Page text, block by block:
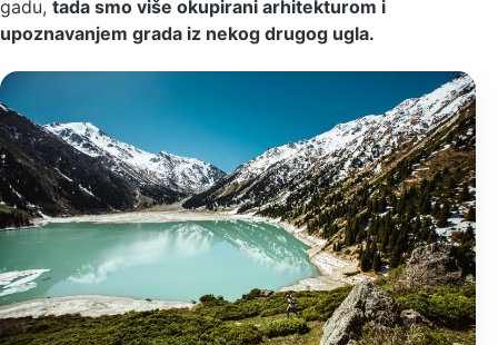
gadu, tada smo više okupirani arhitekturom i
upoznavanjem grada iz nekog drugog ugla.